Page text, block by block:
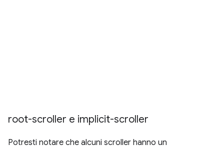
root-scroller e implicit-scroller
Potresti notare che alcuni scroller hanno un